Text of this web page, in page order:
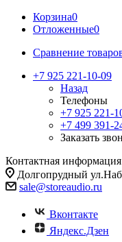
Корзина0
Отложенные0
Сравнение
+7 925 221-10-09
Назад
Телефоны
+7 925 221-
+7 499 391-
Заказать
Контактная информация
Долгопрудный
sale@storeaudio.ru
Вконтакте
Яндекс.Дзен